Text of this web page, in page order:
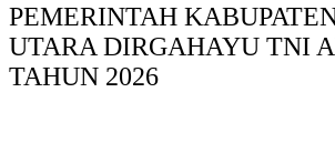
PEMERINTAH
UTARA DIRGAHAYU TNI
TAHUN 2026